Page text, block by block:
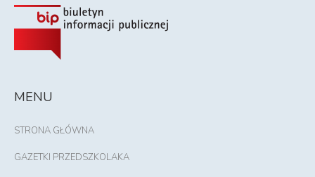
MENU
STRONA GŁÓWNA
GAZETKI PRZEDSZKOLAKA